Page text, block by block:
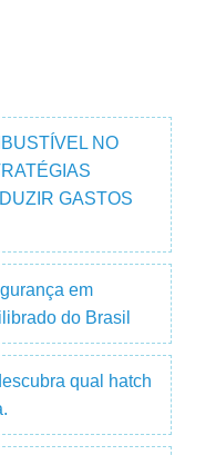
NO
GASTOS
em
do Brasil
qual hatch